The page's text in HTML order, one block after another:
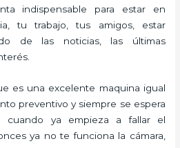
indispensable para estar en
tu trabajo, tus amigos, estar
de las noticias, las últimas
es una excelente maquina igual
preventivo y siempre se espera
cuando ya empieza a fallar el
ya no te funciona la cámara,